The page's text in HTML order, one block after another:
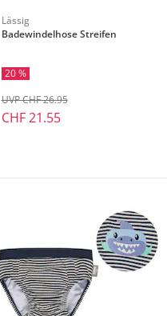
Lässig
Badewindelhose Streifen
20 %
CHF 21.55
UVP CHF 26.95